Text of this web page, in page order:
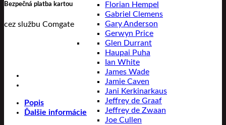
Florian Hempel
Gabriel Clemens
Gary Anderson
Gerwyn Price
Glen Durrant
Haupai Puha
Ian White
James Wade
Jamie Caven
Jani Kerkinarkaus
Jeffrey de Graaf
Jeffrey de Zwaan
Joe Cullen
Bezpečná platba kartou
cez službu Comgate
Popis
Ďalšie informácie